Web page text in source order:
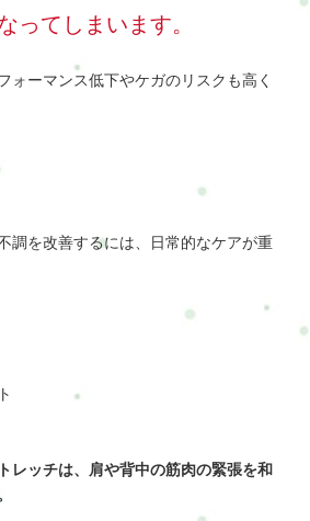
ってしまいます。
ォーマンス低下やケガのリスクも高く
調を改善するには、日常的なケアが重
レッチは、肩や背中の筋肉の緊張を和